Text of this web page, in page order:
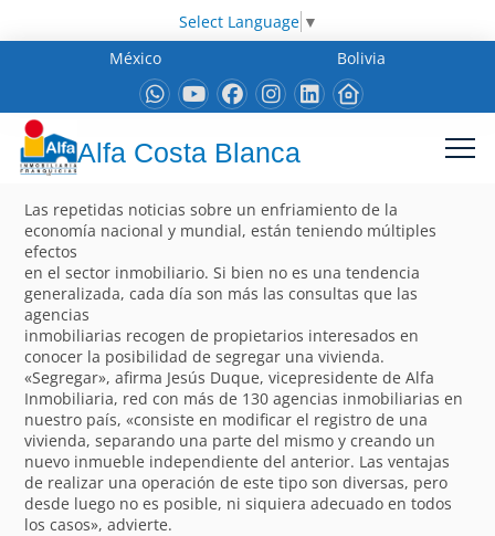
Select Language ▼
México
Bolivia
Alfa Costa Blanca
Las repetidas noticias sobre un enfriamiento de la
economía nacional y mundial, están teniendo múltiples
efectos
en el sector inmobiliario. Si bien no es una tendencia
generalizada, cada día son más las consultas que las
agencias
inmobiliarias recogen de propietarios interesados en
conocer la posibilidad de segregar una vivienda.
«Segregar», afirma Jesús Duque, vicepresidente de Alfa
Inmobiliaria, red con más de 130 agencias inmobiliarias en
nuestro país, «consiste en modificar el registro de una
vivienda, separando una parte del mismo y creando un
nuevo inmueble independiente del anterior. Las ventajas
de realizar una operación de este tipo son diversas, pero
desde luego no es posible, ni siquiera adecuado en todos
los casos», advierte.